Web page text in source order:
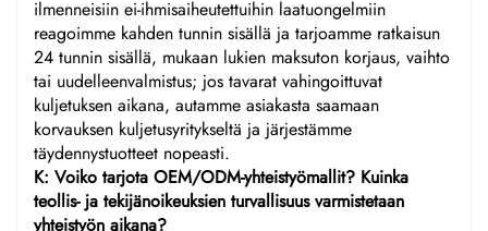
ilmenneisiin ei-ihmisaiheutettuihin laatuongelmiin
reagoimme kahden tunnin sisällä ja tarjoamme ratkaisun
24 tunnin sisällä, mukaan lukien maksuton korjaus, vaihto
tai uudelleenvalmistus; jos tavarat vahingoittuvat
kuljetuksen aikana, autamme asiakasta saamaan
korvauksen kuljetusyritykseltä ja järjestämme
täydennystuotteet nopeasti.
K: Voiko tarjota OEM/ODM-yhteistyömallit? Kuinka
teollis- ja tekijänoikeuksien turvallisuus varmistetaan
yhteistyön aikana?